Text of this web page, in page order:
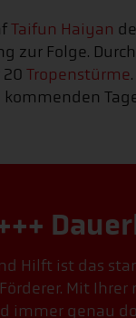
Taifun Haiyan
zur Folge.
20 Tropenstürme
Hilft ist das
Mit
immer genau